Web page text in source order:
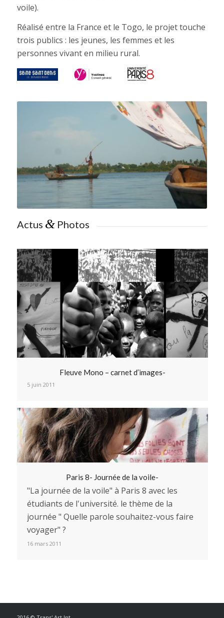
voile).
Réalisé entre la France et le Togo, le projet touche
trois publics : les jeunes, les femmes et les
personnes vivant en milieu rural.
Actus &Photos
Fleuve Mono – carnet d’images-
5 juin 2011
Paris 8- Journée de la voile-
"La journée de la voile" à Paris 8 avec les
étudiants de l'université. le thème de la
journée " Quelle parole souhaitez-vous faire
voyager" ?
16 mars 2011